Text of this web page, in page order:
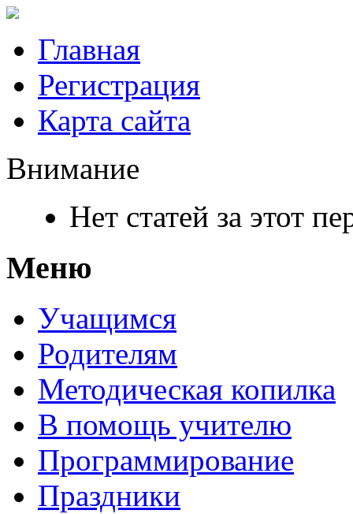
Главная
Регистрация
Карта сайта
Внимание
Нет статей за этот
Меню
Учащимся
Родителям
Методическая копилка
В помощь учителю
Программирование
Праздники